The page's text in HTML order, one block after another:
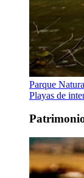
Parque
Playas de